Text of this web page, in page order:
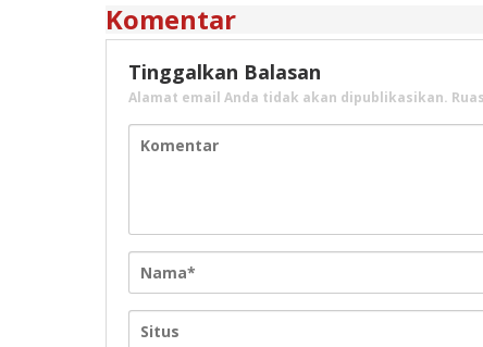
Komentar
Tinggalkan Balasan
Alamat email Anda tidak akan dipublikasikan.